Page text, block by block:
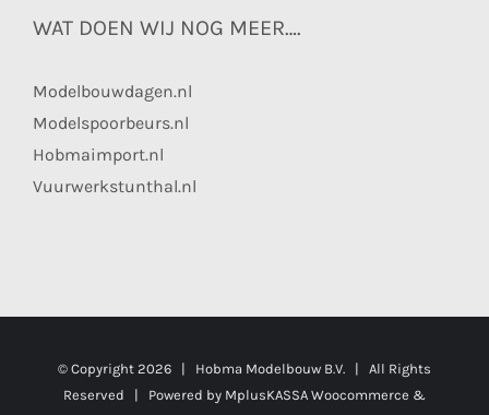
WAT DOEN WIJ NOG MEER….
Modelbouwdagen.nl
Modelspoorbeurs.nl
Hobmaimport.nl
Vuurwerkstunthal.nl
© Copyright 2026 | Hobma Modelbouw B.V. | All Rights
Reserved | Powered by MplusKASSA Woocommerce &